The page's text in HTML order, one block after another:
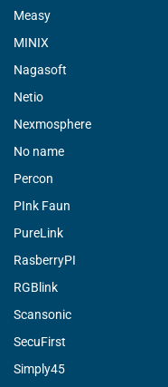
Measy
MINIX
Nagasoft
Netio
Nexmosphere
No name
Percon
PInk Faun
PureLink
RasberryPI
RGBlink
Scansonic
SecuFirst
Simply45